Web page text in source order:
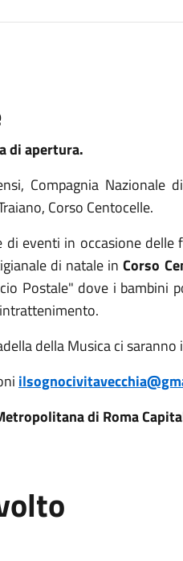
di apertura.
Compagnia Nazionale
Corso Centocelle.
eventi in occasione delle
di natale inCorso
Postale" dove i bambini
della Musica ci
di Roma